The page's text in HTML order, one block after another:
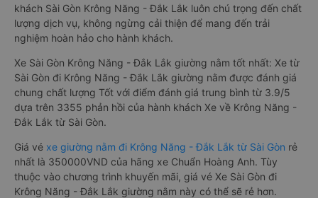
khách Sài Gòn Krông Năng - Đắk Lắk luôn chú trọng đến chất
lượng dịch vụ, không ngừng cải thiện để mang đến trải
nghiệm hoàn hảo cho hành khách.
Xe Sài Gòn Krông Năng - Đắk Lắk giường nằm tốt nhất: Xe từ
Sài Gòn đi Krông Năng - Đắk Lắk giường nằm được đánh giá
chung chất lượng Tốt với điểm đánh giá trung bình từ 3.9/5
dựa trên 3355 phản hồi của hành khách Xe về Krông Năng -
Đắk Lắk từ Sài Gòn.
Giá vé xe giường nằm đi Krông Năng - Đắk Lắk từ Sài Gòn rẻ
nhất là 350000VND của hãng xe Chuẩn Hoàng Anh. Tùy
thuộc vào chương trình khuyến mãi, giá vé Xe Sài Gòn đi
Krông Năng - Đắk Lắk giường nằm này có thể sẽ rẻ hơn.